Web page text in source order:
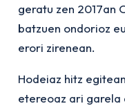
geratu zen 2017an
batzuen ondorioz
erori zirenean.
Hodeiaz hitz
etereoaz ari garela